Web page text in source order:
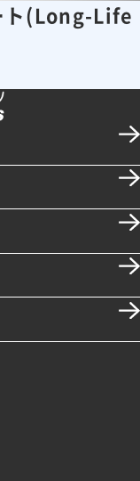
ト(Long-Life